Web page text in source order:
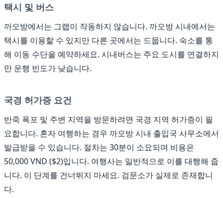
택시 및 버스
까오방에서는 그랩이 작동하지 않습니다. 까오방 시내에서는
택시를 이용할 수 있지만 다른 곳에서는 드뭅니다. 숙소를 통
해 이동 수단을 예약하세요. 시내버스는 주요 도시를 연결하지
만 운행 빈도가 낮습니다.
국경 허가증 요건
반죽 폭포 및 주변 지역을 방문하려면 국경 지역 허가증이 필
요합니다. 혼자 여행하는 경우 까오방 시내 출입국 사무소에서
발급받을 수 있습니다. 절차는 30분이 소요되며 비용은
50,000 VND ($2)입니다. 여행사는 일반적으로 이를 대행해 줍
니다. 이 단계를 건너뛰지 마세요. 검문소가 실제로 존재합니
다.